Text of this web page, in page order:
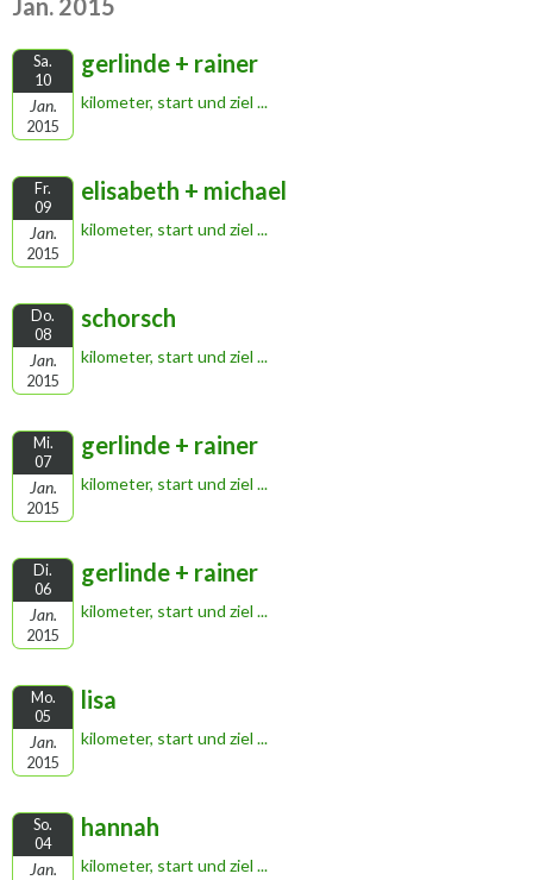
Jan. 2015
Sa.
10
Jan.
2015
gerlinde + rainer
kilometer, start und ziel ...
Fr.
09
Jan.
2015
elisabeth + michael
kilometer, start und ziel ...
Do.
08
Jan.
2015
schorsch
kilometer, start und ziel ...
Mi.
07
Jan.
2015
gerlinde + rainer
kilometer, start und ziel ...
Di.
06
Jan.
2015
gerlinde + rainer
kilometer, start und ziel ...
Mo.
05
Jan.
2015
lisa
kilometer, start und ziel ...
So.
04
Jan.
hannah
kilometer, start und ziel ...